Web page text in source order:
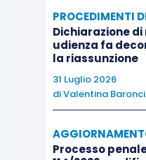
dell’obbligo di
non ha ritoccato
unicamente, giova
cui le SRL “si devono
relazione al revisore
PROCEDIMENTI
Dichiarazione
udienza fa
la riassunzione
31 Luglio 2026
diValentina
Processo